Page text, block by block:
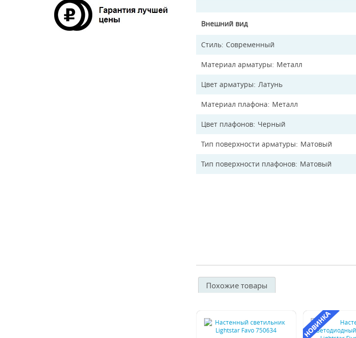
Внешний вид
Стиль Современный
Материал арматуры Металл
Цвет арматуры Латунь
Материал плафона Металл
Цвет плафонов Черный
Тип поверхности арматуры Матовый
Тип поверхности плафонов Матовый
Похожие товары